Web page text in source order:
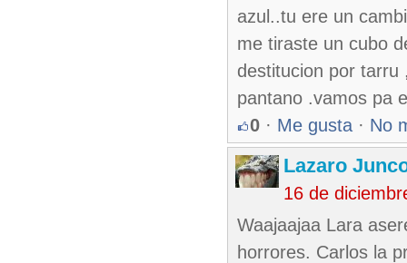
azul..tu ere un
me tiraste un cubo
destitucion por tarru
pantano .vamos pa
0 · Me gusta · No
Lazaro
16 de
Waajaajaa Lara
horrores. Carlos la